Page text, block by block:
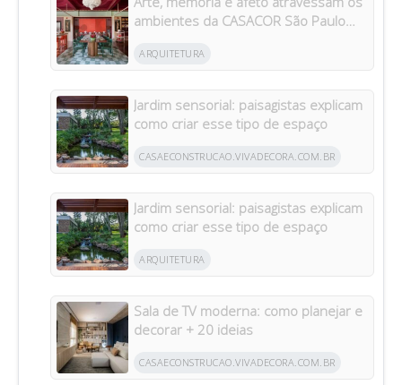
ambientes da CASACOR São Paulo
ARQUITETURA
Jardim sensorial: paisagistas explicam
como criar esse tipo de espaço
CASAECONSTRUCAO.VIVADECORA.COM.BR
Jardim sensorial: paisagistas explicam
como criar esse tipo de espaço
ARQUITETURA
Sala de TV moderna: como planejar e
decorar + 20 ideias
CASAECONSTRUCAO.VIVADECORA.COM.BR